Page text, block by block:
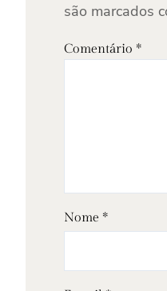
são marcados
Comentário *
Nome *